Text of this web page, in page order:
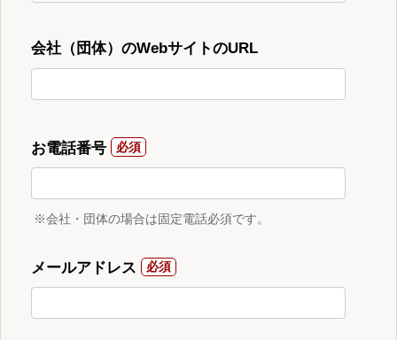
会社（団体）のWebサイトのURL
お電話番号
※会社・団体の場合は固定電話必須です。
メールアドレス